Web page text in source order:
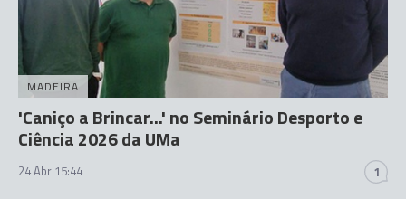
MADEIRA
'Caniço a Brincar...' no Seminário Desporto e
Ciência 2026 da UMa
24 Abr 15:44 1